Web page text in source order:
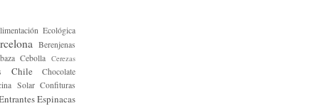
Ecológica
Berenjenas
Cebolla Cerezas
Chile
Chocolate
Solar Confituras
Espinacas